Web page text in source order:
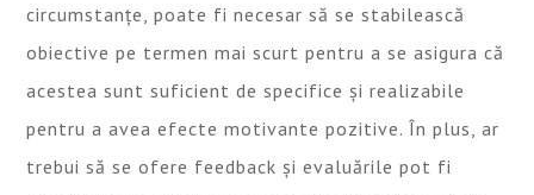
circumstanțe, poate fi necesar să se stabilească
obiective pe termen mai scurt pentru a se asigura că
acestea sunt suficient de specifice și realizabile
pentru a avea efecte motivante pozitive. În plus, ar
trebui să se ofere feedback și evaluările pot fi